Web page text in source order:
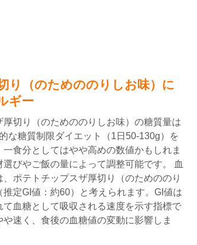
り（のためののりしお味）に
ギー
切り（のためののりしお味）の糖質量は
な糖質制限ダイエット（1日50-130g）を
食分としてはやや高めの数値かもしれま
びやご飯の量によって調整可能です。 血
ポテトチップスザ厚切り（のためののり
定GI値：約60）と考えられます。GI値は
血糖として吸収される速度を示す指標で
速く、食後の血糖値の変動に影響しま